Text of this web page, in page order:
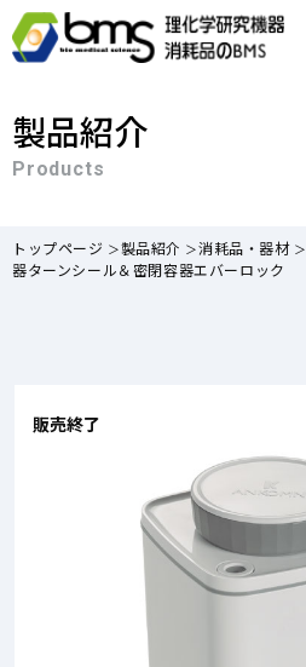
製品紹介
Products
トップページ 製品紹介 消耗品・器材
器ターンシール＆密閉容器エバーロック
販売終了